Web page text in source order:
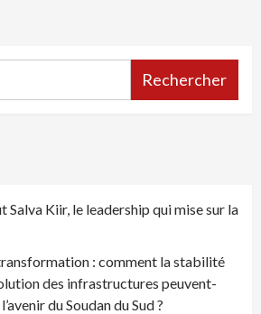
Rechercher
Salva Kiir, le leadership qui mise sur la
transformation : comment la stabilité
des infrastructures peuvent-
du Soudan du Sud ?